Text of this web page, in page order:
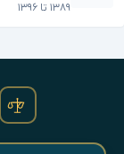
۱۳۸۹ تا ۱۳۹۶